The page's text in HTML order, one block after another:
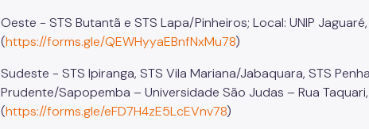
Oeste - STS Butantã e STS Lapa/Pinheiros; Local: UNIP
(https://forms.gle/QEWHyyaEBnfNxMu78)
Sudeste - STS Ipiranga, STS Vila Mariana/Jabaquara, STS
Prudente/Sapopemba – Universidade São Judas – Rua
(https://forms.gle/eFD7H4zE5LcEVnv78)